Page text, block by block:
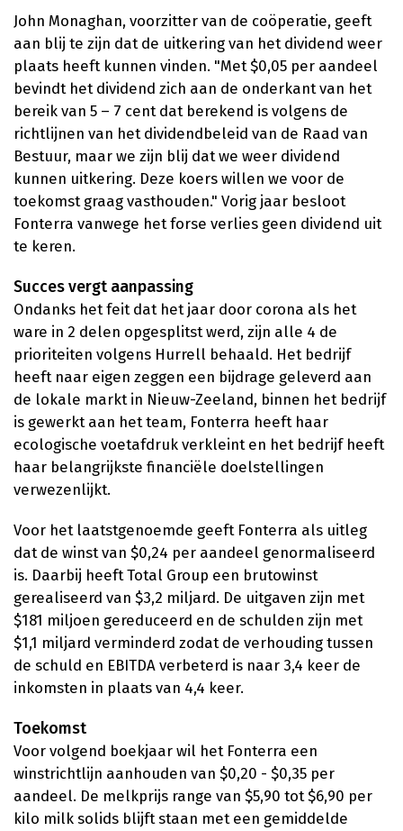
John Monaghan, voorzitter van de coöperatie, geeft
aan blij te zijn dat de uitkering van het dividend weer
plaats heeft kunnen vinden. "Met $0,05 per aandeel
bevindt het dividend zich aan de onderkant van het
bereik van 5 – 7 cent dat berekend is volgens de
richtlijnen van het dividendbeleid van de Raad van
Bestuur, maar we zijn blij dat we weer dividend
kunnen uitkering. Deze koers willen we voor de
toekomst graag vasthouden." Vorig jaar besloot
Fonterra vanwege het forse verlies geen dividend uit
te keren.
Succes vergt aanpassing
Ondanks het feit dat het jaar door corona als het
ware in 2 delen opgesplitst werd, zijn alle 4 de
prioriteiten volgens Hurrell behaald. Het bedrijf
heeft naar eigen zeggen een bijdrage geleverd aan
de lokale markt in Nieuw-Zeeland, binnen het bedrijf
is gewerkt aan het team, Fonterra heeft haar
ecologische voetafdruk verkleint en het bedrijf heeft
haar belangrijkste financiële doelstellingen
verwezenlijkt.
Voor het laatstgenoemde geeft Fonterra als uitleg
dat de winst van $0,24 per aandeel genormaliseerd
is. Daarbij heeft Total Group een brutowinst
gerealiseerd van $3,2 miljard. De uitgaven zijn met
$181 miljoen gereduceerd en de schulden zijn met
$1,1 miljard verminderd zodat de verhouding tussen
de schuld en EBITDA verbeterd is naar 3,4 keer de
inkomsten in plaats van 4,4 keer.
Toekomst
Voor volgend boekjaar wil het Fonterra een
winstrichtlijn aanhouden van $0,20 - $0,35 per
aandeel. De melkprijs range van $5,90 tot $6,90 per
kilo milk solids blijft staan met een gemiddelde